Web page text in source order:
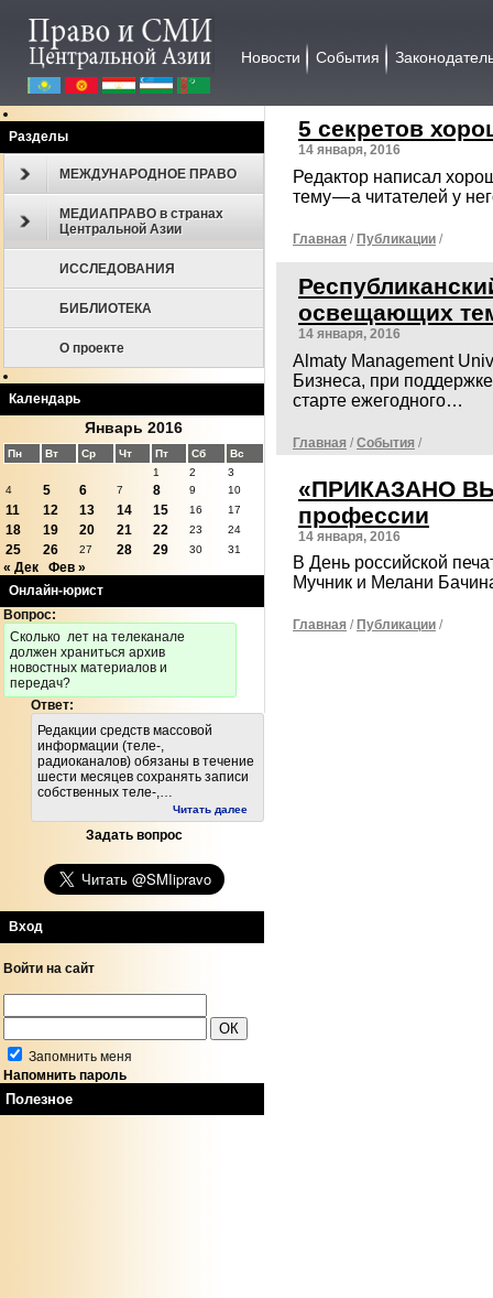
Новости События
Разделы
МЕЖДУНАРОДНОЕ ПРАВО
МЕДИАПРАВО в странах
Центральной Азии
ИССЛЕДОВАНИЯ
БИБЛИОТЕКА
О проекте
Календарь
Январь 2016
Пн Вт Ср Чт Пт Сб
Вс
1
2
3
4
5 6 7 8 9 10
11 12 13 14 15 16 17
18 19 20 21 22 23 24
25 26 27 28 29 30 31
« Дек
Фев »
Онлайн-юрист
Вопрос:
Cколько лет на телеканале
должен храниться архив
новостных материалов и
передач?
Ответ:
Редакции средств массовой
информации (теле-,
радиоканалов) обязаны в течение
шести месяцев сохранять записи
собственных теле-,…
Читать далее
Задать вопрос
Вход
Войти на сайт
Запомнить меня
Напомнить пароль
Полезное
5 секретов
14 января, 2016
Редактор написал
тему — а читателей у
Главная /Публикации /
освещающих
14 января, 2016
Almaty Management
Бизнеса, при
старте ежегодного…
Главная / События /
«ПРИКАЗАНО
профессии
14 января, 2016
В День российской
Мучник и Мелани
Главная / Публикации /